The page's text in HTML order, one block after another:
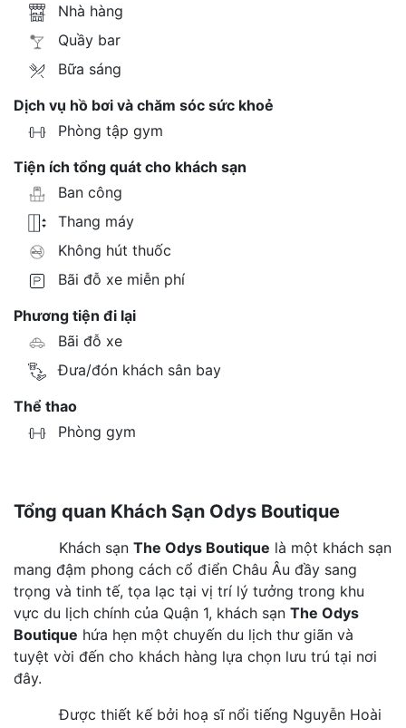
Nhà hàng
Quầy bar
Bữa sáng
Dịch vụ hồ bơi và chăm sóc sức khoẻ
Phòng tập gym
Tiện ích tổng quát cho khách sạn
Ban công
Thang máy
Không hút thuốc
Bãi đỗ xe miễn phí
Phương tiện đi lại
Bãi đỗ xe
Đưa/đón khách sân bay
Thể thao
Phòng gym
Tổng quan Khách Sạn Odys Boutique
Khách sạn The Odys Boutique là một khách sạn
mang đậm phong cách cổ điển Châu Âu đầy sang
trọng và tinh tế, tọa lạc tại vị trí lý tưởng trong khu
vực du lịch chính của Quận 1, khách sạn The Odys
Boutique hứa hẹn một chuyến du lịch thư giãn và
tuyệt vời đến cho khách hàng lựa chọn lưu trú tại nơi
đây.
Được thiết kế bởi hoạ sĩ nổi tiếng Nguyễn Hoài